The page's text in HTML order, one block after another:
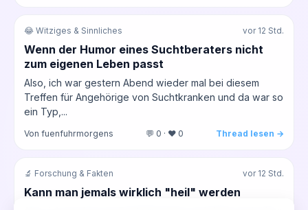
😂 Witziges & Sinnliches vor 12 Std.
Wenn der Humor eines Suchtberaters nicht
zum eigenen Leben passt
Also, ich war gestern Abend wieder mal bei diesem
Treffen für Angehörige von Suchtkranken und da war so
ein Typ,...
Von fuenfuhrmorgens 💬 0 · ❤️ 0 Thread lesen →
🔬 Forschung & Fakten vor 12 Std.
Kann man jemals wirklich "heil" werden